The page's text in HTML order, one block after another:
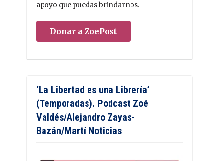
apoyo que puedas brindarnos.
Donar a ZoePost
‘La Libertad es una Librería’
(Temporadas). Podcast Zoé
Valdés/Alejandro Zayas-
Bazán/Martí Noticias